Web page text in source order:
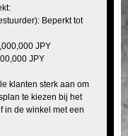
Beperkt tot
JPY
JPY
klanten sterk aan om
te kiezen bij het
in de winkel met een